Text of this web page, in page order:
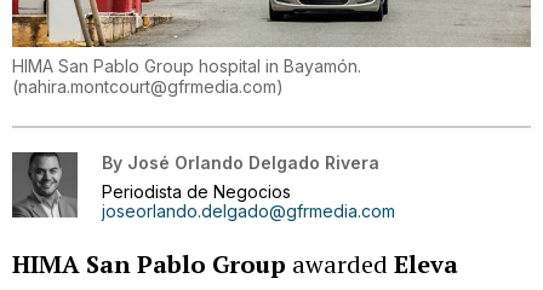
HIMA San Pablo Group hospital in Bayamón.
(nahira.montcourt@gfrmedia.com)
By José Orlando Delgado Rivera
Periodista de Negocios
joseorlando.delgado@gfrmedia.com
HIMA San Pablo Group awarded Eleva